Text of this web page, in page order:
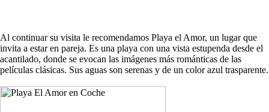
Al continuar su visita le recomendamos Playa el Amor, un lugar que
invita a estar en pareja. Es una playa con una vista estupenda desde el
acantilado, donde se evocan las imágenes más románticas de las
películas clásicas. Sus aguas son serenas y de un color azul trasparente.